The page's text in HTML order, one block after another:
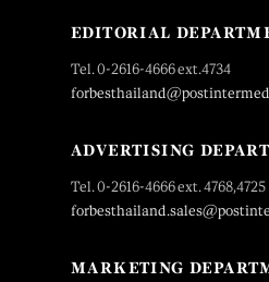
EDITORIAL
Tel. 0-2616-4666 ext.4734
ADVERTISING
Tel. 0-2616-4666 ext. 4768,4725
MARKETING